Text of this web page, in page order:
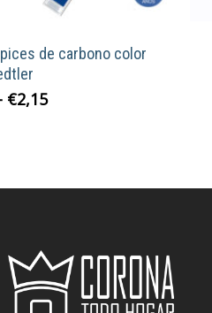
de carbono color
€2,15Rango
hastavariantes.
se
elegir